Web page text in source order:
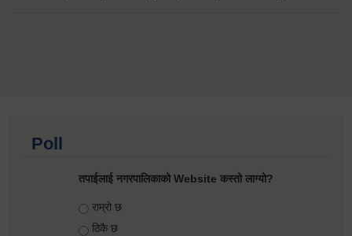
Poll
तपाईलाई नगरपालिकाको Website कस्तो लाग्यो?
Choices
राम्रो छ
ठिकै छ